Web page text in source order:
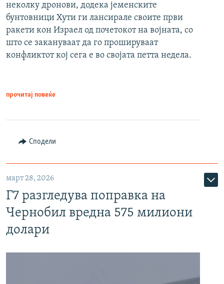
неколку дронови, додека јеменските
бунтовници Хути ги лансирале своите први
ракети кон Израел од почетокот на војната, со
што се закануваат да го прошируваат
конфликтот кој сега е во својата петта недела.
прочитај повеќе
Сподели
март 28, 2026
Г7 разгледува поправка на
Чернобил вредна 575 милиони
долари